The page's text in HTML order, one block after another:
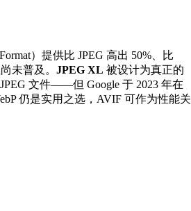
Format）提供比 JPEG 高出 50%、比
未普及。 JPEG XL 被设计为真正的
文件——但 Google 于 2023 年在
仍是实用之选，AVIF 可作为性能关